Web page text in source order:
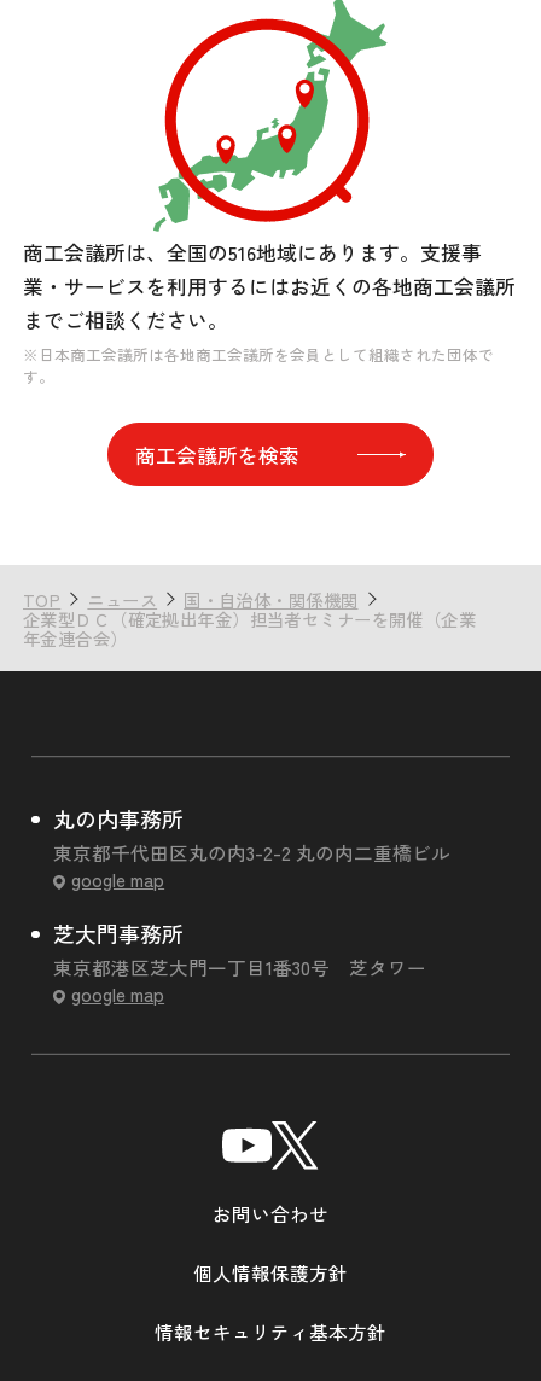
商工会議所は、全国の516地域にあります。 支援事
業・サービスを利用するにはお近くの各地商工会議所
までご相談ください。
※日本商工会議所は各地商工会議所を会員として組織された団体で
す。
商工会議所を検索
TOP ニュース 国・自治体・関係機関
企業型ＤＣ（確定拠出年金）担当者セミナーを開催（企業
年金連合会）
丸の内事務所
東京都千代田区丸の内3-2-2 丸の内二重橋ビル
google map
芝大門事務所
東京都港区芝大門一丁目1番30号 芝タワー
google map
お問い合わせ
個人情報保護方針
情報セキュリティ基本方針